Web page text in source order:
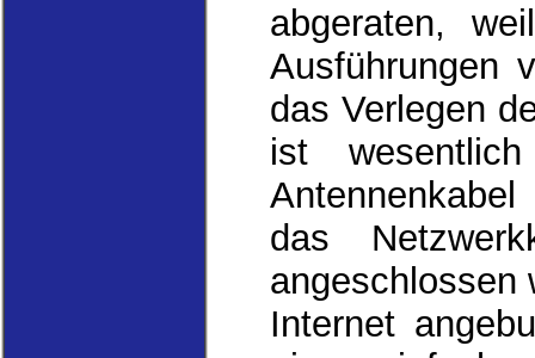
abgeraten,
Ausführungen
das Verlegen
ist
das
angeschlossen
Internet